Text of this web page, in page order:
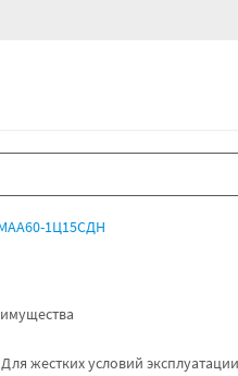
1Ц15СДН
Для жестких условий эксплуатации